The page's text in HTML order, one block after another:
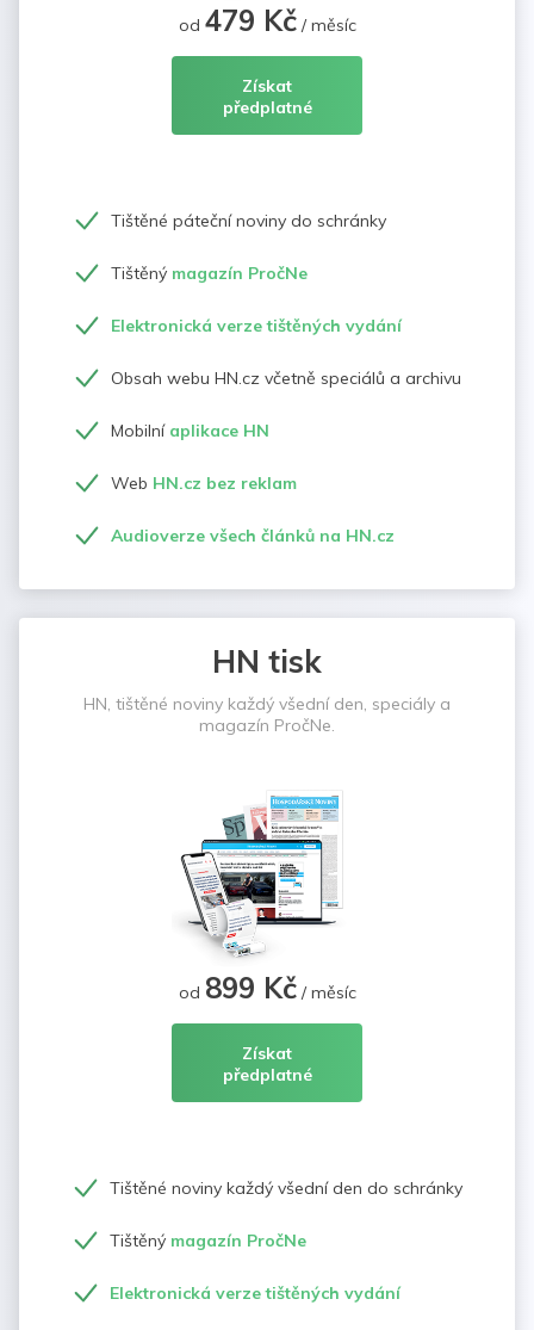
od 479 Kč/ měsíc
Získat
předplatné
Tištěné páteční noviny do schránky
Tištěný magazín PročNe
Elektronická verze tištěných vydání
Obsah webu HN.cz včetně speciálů a archivu
Mobilní aplikace HN
Web HN.cz bez reklam
Audioverze všech článků na HN.cz
HN tisk
HN, tištěné noviny každý všední den, speciály a
magazín PročNe.
od 899 Kč/ měsíc
Získat
předplatné
Tištěné noviny každý všední den do schránky
Tištěný magazín PročNe
Elektronická verze tištěných vydání